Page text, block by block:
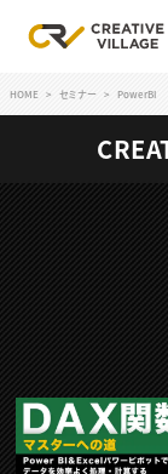
ログイ
RECRUIT
クリエイター求
CREATIVE
特集求人
採用説明会
転職支援サー
CONTENTS
スキルアップし
HOME セミナー PowerBI